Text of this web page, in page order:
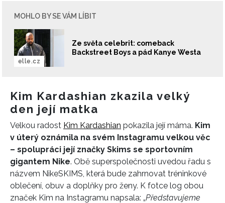
MOHLO BY SE VÁM LÍBIT
Ze světa celebrit: comeback
Backstreet Boys a pád Kanye Westa
elle.cz
Kim Kardashian zkazila velký
den její matka
Velkou radost Kim Kardashian pokazila její máma. Kim
v úterý oznámila na svém Instagramu velkou věc
– spolupráci její značky Skims se sportovním
gigantem Nike. Obě superspolečnosti uvedou řadu s
názvem NikeSKIMS, která bude zahrnovat tréninkové
oblečení, obuv a doplňky pro ženy. K fotce log obou
značek Kim na Instagramu napsala: „Představujeme